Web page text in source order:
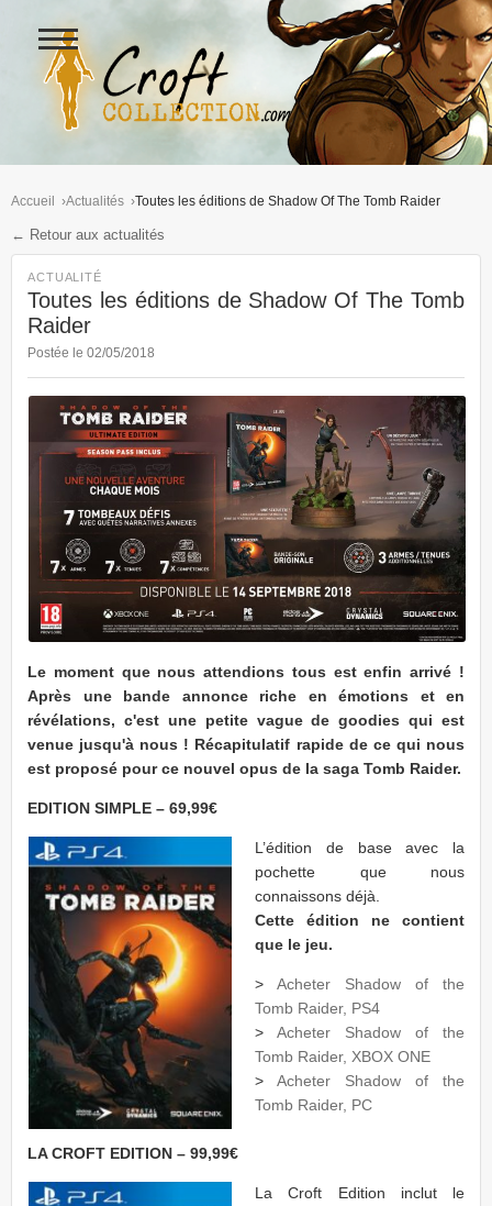
Figurines Lara Croft et
Ouvrir
le
menu
Accueil Actualités Toutes les éditions de Shadow Of The Tomb Raider
← Retour aux actualités
ACTUALITÉ
Toutes les éditions de Shadow Of The Tomb
Raider
Postée le 02/05/2018
Le moment que nous attendions tous est enfin arrivé !
Après une bande annonce riche en émotions et en
révélations, c'est une petite vague de goodies qui est
venue jusqu'à nous ! Récapitulatif rapide de ce qui nous
est proposé pour ce nouvel opus de la saga Tomb Raider.
EDITION SIMPLE – 69,99€
L’édition de base avec la
pochette que nous
connaissons déjà.
Cette édition ne contient
que le jeu.
> Acheter Shadow of the
Tomb Raider, PS4
> Acheter Shadow of the
Tomb Raider, XBOX ONE
> Acheter Shadow of the
Tomb Raider, PC
LA CROFT EDITION – 99,99€
La Croft Edition inclut le